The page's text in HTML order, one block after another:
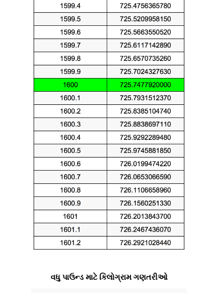
વધુ પાઉન્ડ માટે કિલોગ્રામ ગણતરીઓ